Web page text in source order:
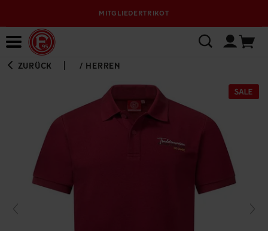
MITGLIEDERTRIKOT
ZURÜCK / HERREN